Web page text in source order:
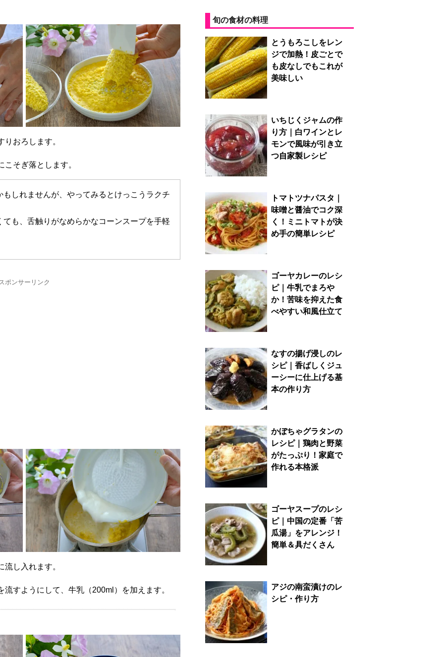
りおろします。
こそぎ落とします。
しれませんが、やってみるとけっこうラクチ
も、舌触りがなめらかなコーンスープを手軽
ポンサーリンク
流し入れます。
流すようにして、牛乳（200ml）を加えます。
旬の食材の料理
とうもろこしをレン
ジで加熱！皮ごとで
も皮なしでもこれが
美味しい
いちじくジャムの作
り方｜白ワインとレ
モンで風味が引き立
つ自家製レシピ
トマトツナパスタ｜
味噌と醤油でコク深
く！ミニトマトが決
め手の簡単レシピ
ゴーヤカレーのレシ
ピ｜牛乳でまろや
か！苦味を抑えた食
べやすい和風仕立て
なすの揚げ浸しのレ
シピ｜香ばしくジュ
ーシーに仕上げる基
本の作り方
かぼちゃグラタンの
レシピ｜鶏肉と野菜
がたっぷり！家庭で
作れる本格派
ゴーヤスープのレシ
ピ｜中国の定番「苦
瓜湯」をアレンジ！
簡単＆具だくさん
アジの南蛮漬けのレ
シピ・作り方